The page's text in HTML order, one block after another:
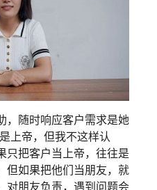
，随时响应客户需求是她
上帝，但我不这样认
只把客户当上帝，往往是
但如果把他们当朋友，就
对朋友负责，遇到问题会